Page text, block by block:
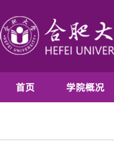
首页 学院概况